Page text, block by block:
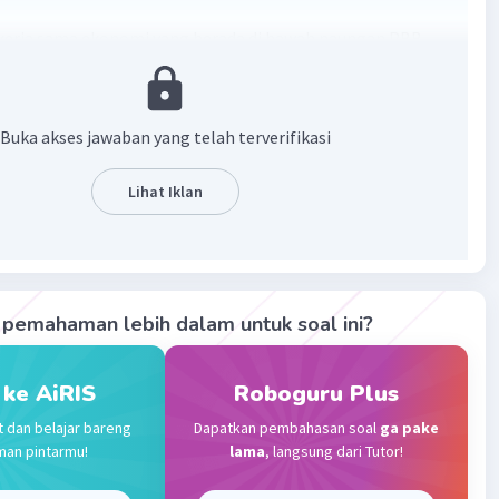
IMF, World Bank, WTO, FAO, ILO, IFC, UNDP, dan UNINDO.
itu lembaga kerja sama ekonomi yang berada diluar
antara lain OPEC, OECD, serta IGGI.
Balas
Iklan
terverifikasi
dibawah naungan PBB sama sepeti ILO dan WHO
·0.0(0)
Buka akses jawaban yang telah terverifikasi
Lihat Iklan
lebih dalam untuk soal ini?
AiRIS
dan belajar bareng
pintarmu!
Roboguru Plus
Dapatkan pembahasan soal ga pake
lama, langsung dari Tutor!